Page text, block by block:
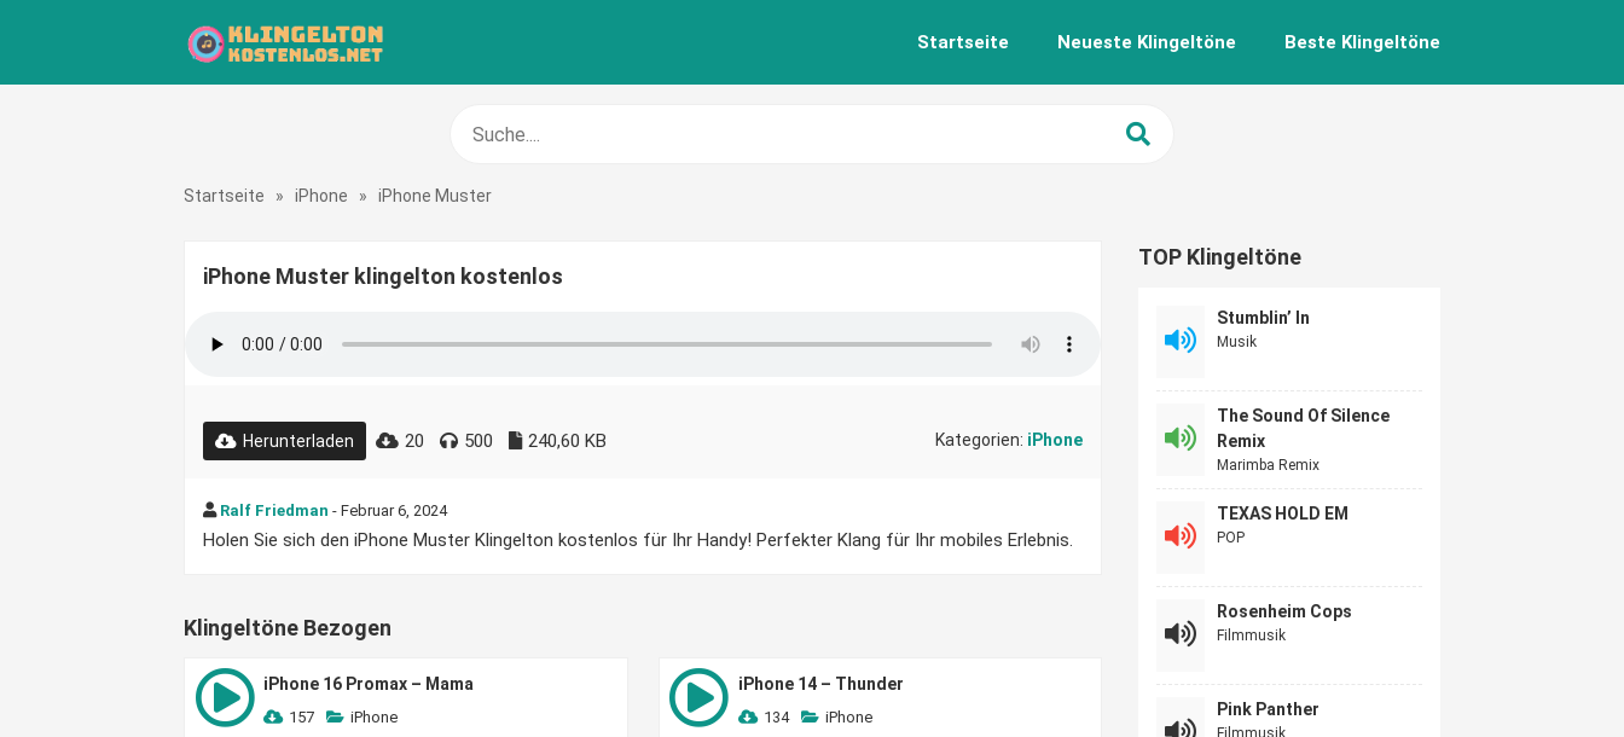
Startseite Neueste Klingeltöne Beste Klingeltöne
Startseite » iPhone » iPhone Muster
iPhone Muster klingelton kostenlos
Herunterladen 20 500 240,60 KB Kategorien: iPhone
Ralf Friedman - Februar 6, 2024
Holen Sie sich den iPhone Muster Klingelton kostenlos für Ihr Handy! Perfekter Klang für Ihr mobiles Erlebnis.
Klingeltöne Bezogen
iPhone 16 Promax – Mama
157 iPhone
iPhone 14 – Thunder
134 iPhone
TOP Klingeltöne
Stumblin’ In
Musik
The Sound Of Silence
Remix
Marimba Remix
TEXAS HOLD EM
POP
Rosenheim Cops
Filmmusik
Pink Panther
Filmmusik